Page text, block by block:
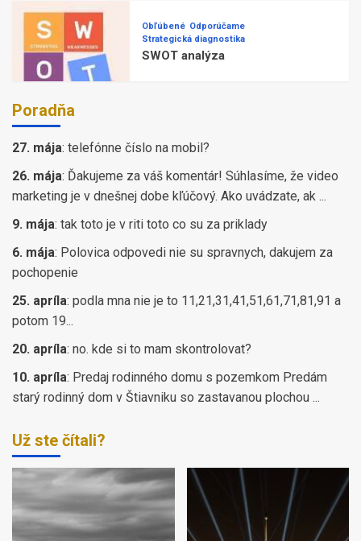
Obľúbené Odporúčame
Strategická diagnostika
SWOT analýza
Poradňa
27. mája: telefónne číslo na mobil?
26. mája: Ďakujeme za váš komentár! Súhlasíme, že video
marketing je v dnešnej dobe kľúčový. Ako uvádzate, ak ...
9. mája: tak toto je v riti toto co su za priklady
6. mája: Polovica odpovedi nie su spravnych, dakujem za
pochopenie
25. apríla: podla mna nie je to 11,21,31,41,51,61,71,81,91 a
potom 19...
20. apríla: no. kde si to mam skontrolovat?
10. apríla: Predaj rodinného domu s pozemkom Predám
starý rodinný dom v Štiavniku so zastavanou plochou ...
Už ste čítali?